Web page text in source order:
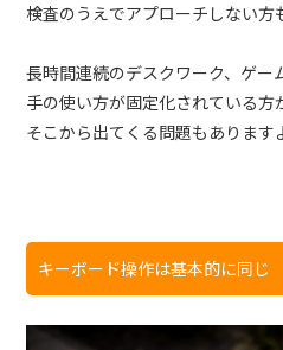
検査のうえでアプローチしない方
長時間連続のデスクワーク、ゲー
手の使い方が固定化されている方
そこから出てくる問題もあります
キーボード操作は基本的に同じ